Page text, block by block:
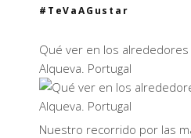
#TeVaAGustar
Qué ver en los
Alqueva. Portugal
Nuestro recorrido por las